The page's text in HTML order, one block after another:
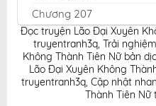
Chương 207
Chương 206
Chương 205
Chương 204
Chương 203
Đọc truyện Lão Đại Xuyên
truyentranh3q, Trải
Không Thành Tiên Nữ bản
Lão Đại Xuyên Không
truyentranh3q, Cập nhật
Thành Tiên